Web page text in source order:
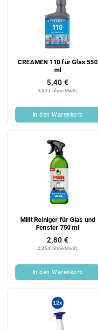
CREAMEN 110 für Glas 550
ml
4,54 € ohne MwSt.
5,40 €
In den Warenkorb
Milit Reiniger für Glas und
Fenster 750 ml
2,35 € ohne MwSt.
2,80 €
In den Warenkorb